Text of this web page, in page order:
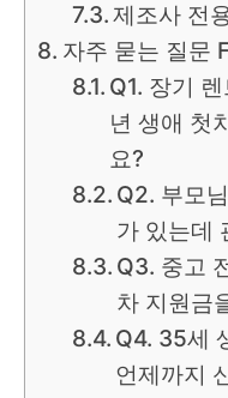
제조사 전
자주 묻는 질문
Q1. 장기
년 생애 첫
요?
Q2. 부모
가 있는데
Q3. 중고
차 지원금
Q4. 35세
언제까지